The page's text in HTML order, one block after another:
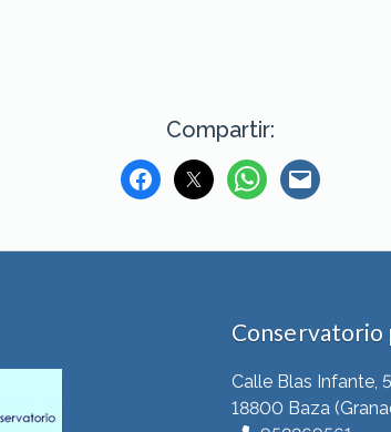
Compartir:
Conservatorio
Calle Blas Infante, 5
18800 Baza